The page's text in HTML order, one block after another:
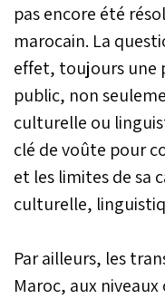
pas encore été
marocain. La
effet, toujours une
public, non
culturelle ou
clé de voûte pour
et les limites de sa
culturelle,
Par ailleurs, les
Maroc, aux